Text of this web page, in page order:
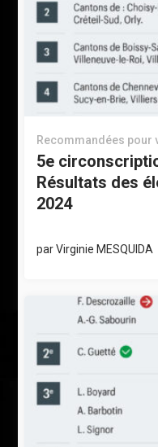
Recommandées pour
5e
Résultats des
2024
parVirginie MESQUIDA